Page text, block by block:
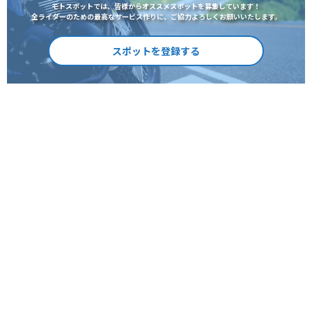
モトスポットでは、皆様からオススメスポットを募集しています！
全ライダーのための最高なサービス作りに、ご協力よろしくお願いいたします。
スポットを登録する